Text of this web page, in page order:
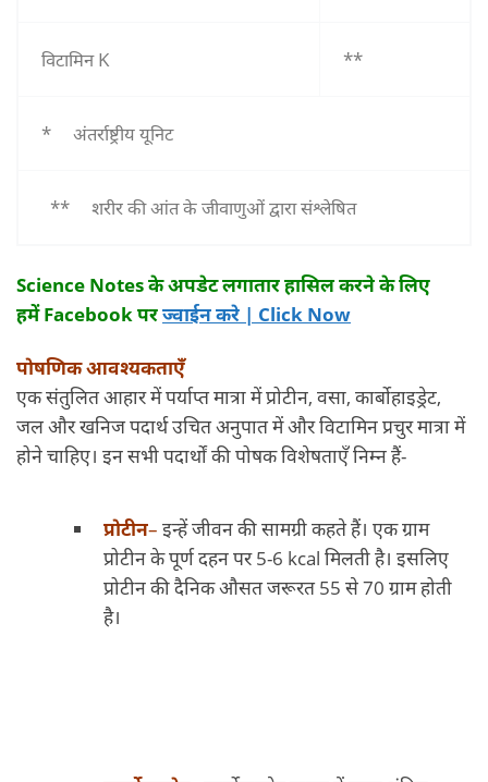
विटामिन K **
* अंतर्राष्ट्रीय यूनिट
** शरीर की आंत के जीवाणुओं द्वारा संश्लेषित
Science Notesके अपडेट लगातार हासिल करने के लिए
हमें Facebookपरज्वाईन करे | Click Now
पोषणिक आवश्यकताएँ
एक संतुलित आहार में पर्याप्त मात्रा में प्रोटीन, वसा, कार्बोहाइड्रेट,
जल और खनिज पदार्थ उचित अनुपात में और विटामिन प्रचुर मात्रा में
होने चाहिए। इन सभी पदार्थों की पोषक विशेषताएँ निम्न हैं-
प्रोटीन– इन्हें जीवन की सामग्री कहते हैं। एक ग्राम
प्रोटीन के पूर्ण दहन पर 5-6 kcal मिलती है। इसलिए
प्रोटीन की दैनिक औसत जरूरत 55 से 70 ग्राम होती
है।